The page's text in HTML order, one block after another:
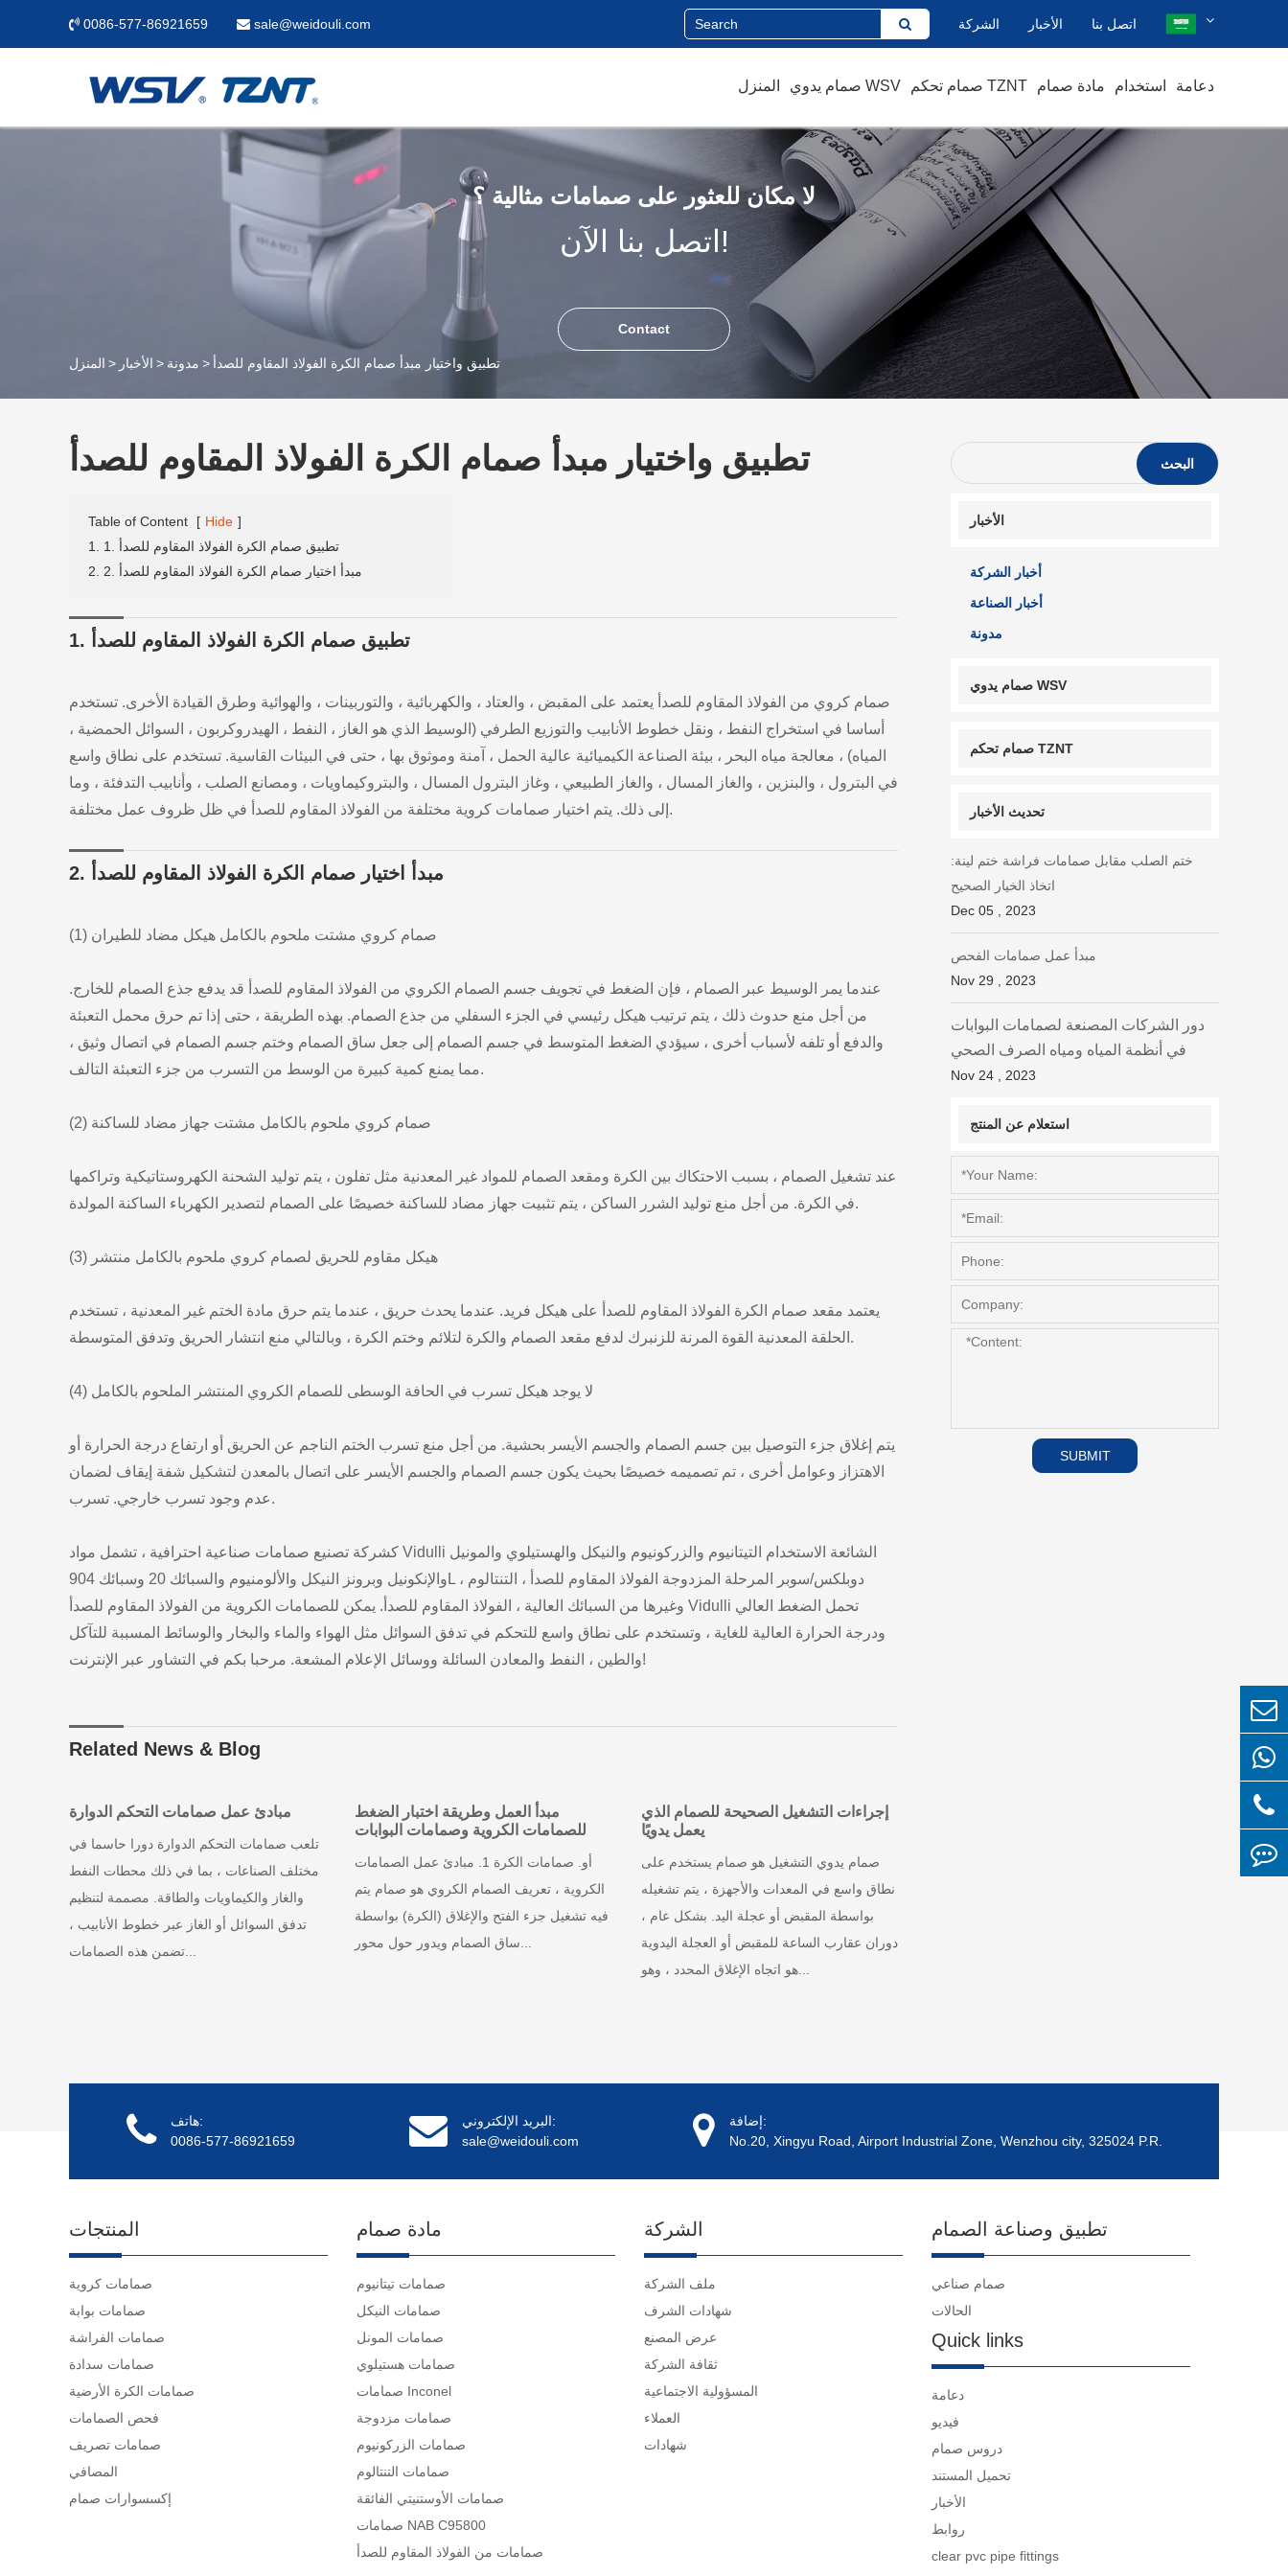
0086-577-86921659 sale@weidouli.com الشركة الأخبار اتصل بنا
المنزل صمام يدوي WSV صمام تحكم TZNT مادة صمام استخدام دعامة
لا مكان للعثور على صمامات مثالية ؟
اتصل بنا الآن!
Contact
المنزل الأخبار مدونة تطبيق واختيار مبدأ صمام الكرة الفولاذ المقاوم للصدأ
تطبيق واختيار مبدأ صمام الكرة الفولاذ المقاوم للصدأ
Table of Content [ Hide ]
1. 1. تطبيق صمام الكرة الفولاذ المقاوم للصدأ
2. 2. مبدأ اختيار صمام الكرة الفولاذ المقاوم للصدأ
1. تطبيق صمام الكرة الفولاذ المقاوم للصدأ
صمام كروي من الفولاذ المقاوم للصدأ يعتمد على المقبض ، والعتاد ، والكهربائية ، والتوربينات ، والهوائية وطرق القيادة الأخرى. تستخدم
أساسا في استخراج النفط ، ونقل خطوط الأنابيب والتوزيع الطرفي (الوسيط الذي هو الغاز ، النفط ، الهيدروكربون ، السوائل الحمضية ،
المياه) ، معالجة مياه البحر ، بيئة الصناعة الكيميائية عالية الحمل ، آمنة وموثوق بها ، حتى في البيئات القاسية. تستخدم على نطاق واسع
في البترول ، والبنزين ، والغاز المسال ، والغاز الطبيعي ، وغاز البترول المسال ، والبتروكيماويات ، ومصانع الصلب ، وأنابيب التدفئة ، وما
إلى ذلك. يتم اختيار صمامات كروية مختلفة من الفولاذ المقاوم للصدأ في ظل ظروف عمل مختلفة.
2. مبدأ اختيار صمام الكرة الفولاذ المقاوم للصدأ
(1) صمام كروي مشتت ملحوم بالكامل هيكل مضاد للطيران
عندما يمر الوسيط عبر الصمام ، فإن الضغط في تجويف جسم الصمام الكروي من الفولاذ المقاوم للصدأ قد يدفع جذع الصمام للخارج.
من أجل منع حدوث ذلك ، يتم ترتيب هيكل رئيسي في الجزء السفلي من جذع الصمام. بهذه الطريقة ، حتى إذا تم حرق محمل التعبئة
والدفع أو تلفه لأسباب أخرى ، سيؤدي الضغط المتوسط في جسم الصمام إلى جعل ساق الصمام وختم جسم الصمام في اتصال وثيق ،
مما يمنع كمية كبيرة من الوسط من التسرب من جزء التعبئة التالف.
(2) صمام كروي ملحوم بالكامل مشتت جهاز مضاد للساكنة
عند تشغيل الصمام ، بسبب الاحتكاك بين الكرة ومقعد الصمام للمواد غير المعدنية مثل تفلون ، يتم توليد الشحنة الكهروستاتيكية وتراكمها
في الكرة. من أجل منع توليد الشرر الساكن ، يتم تثبيت جهاز مضاد للساكنة خصيصًا على الصمام لتصدير الكهرباء الساكنة المولدة.
(3) هيكل مقاوم للحريق لصمام كروي ملحوم بالكامل منتشر
يعتمد مقعد صمام الكرة الفولاذ المقاوم للصدأ على هيكل فريد. عندما يحدث حريق ، عندما يتم حرق مادة الختم غير المعدنية ، تستخدم
الحلقة المعدنية القوة المرنة للزنبرك لدفع مقعد الصمام والكرة لتلائم وختم الكرة ، وبالتالي منع انتشار الحريق وتدفق المتوسطة.
(4) لا يوجد هيكل تسرب في الحافة الوسطى للصمام الكروي المنتشر الملحوم بالكامل
يتم إغلاق جزء التوصيل بين جسم الصمام والجسم الأيسر بحشية. من أجل منع تسرب الختم الناجم عن الحريق أو ارتفاع درجة الحرارة أو
الاهتزاز وعوامل أخرى ، تم تصميمه خصيصًا بحيث يكون جسم الصمام والجسم الأيسر على اتصال بالمعدن لتشكيل شفة إيقاف لضمان
عدم وجود تسرب خارجي. تسرب.
كشركة تصنيع صمامات صناعية احترافية ، تشمل مواد Vidulli الشائعة الاستخدام التيتانيوم والزركونيوم والنيكل والهستيلوي والمونيل
والإنكونيل وبرونز النيكل والألومنيوم والسبائك 20 وسبائك 904L ، دوبلكس/سوبر المرحلة المزدوجة الفولاذ المقاوم للصدأ ، التنتالوم
وغيرها من السبائك العالية ، الفولاذ المقاوم للصدأ. يمكن للصمامات الكروية من الفولاذ المقاوم للصدأ Vidulli تحمل الضغط العالي
ودرجة الحرارة العالية للغاية ، وتستخدم على نطاق واسع للتحكم في تدفق السوائل مثل الهواء والماء والبخار والوسائط المسببة للتآكل
والطين ، النفط والمعادن السائلة ووسائل الإعلام المشعة. مرحبا بكم في التشاور عبر الإنترنت!
Related News & Blog
مبادئ عمل صمامات التحكم الدوارة
تلعب صمامات التحكم الدوارة دورا حاسما في
مختلف الصناعات ، بما في ذلك محطات النفط
والغاز والكيماويات والطاقة. مصممة لتنظيم
تدفق السوائل أو الغاز عبر خطوط الأنابيب ،
مبدأ العمل وطريقة اختبار الضغط
للصمامات الكروية وصمامات البوابات
أو. صمامات الكرة 1. مبادئ عمل الصمامات
الكروية ، تعريف الصمام الكروي هو صمام يتم
فيه تشغيل جزء الفتح والإغلاق (الكرة) بواسطة
إجراءات التشغيل الصحيحة للصمام الذي
يعمل يدويًا
صمام يدوي التشغيل هو صمام يستخدم على
نطاق واسع في المعدات والأجهزة ، يتم تشغيله
بواسطة المقبض أو عجلة اليد. بشكل عام ،
دوران عقارب الساعة للمقبض أو العجلة اليدوية
هو اتجاه الإغلاق المحدد ، وهو...
البحث
الأخبار
أخبار الشركة
أخبار الصناعة
مدونة
صمام يدوي WSV
صمام تحكم TZNT
تحديث الأخبار
ختم الصلب مقابل صمامات فراشة ختم لينة:
اتخاذ الخيار الصحيح
Dec 05 , 2023
مبدأ عمل صمامات الفحص
Nov 29 , 2023
دور الشركات المصنعة لصمامات البوابات
في أنظمة المياه ومياه الصرف الصحي
Nov 24 , 2023
استعلام عن المنتج
SUBMIT
هاتف:
0086-577-86921659
البريد الإلكتروني:
sale@weidouli.com
إضافة:
No.20, Xingyu Road, Airport Industrial Zone, Wenzhou city, 325024 P.R.
المنتجات
صمامات كروية
صمامات بوابة
صمامات الفراشة
صمامات سدادة
صمامات الكرة الأرضية
فحص الصمامات
صمامات تصريف
المصافي
إكسسوارات صمام
مادة صمام
صمامات تيتانيوم
صمامات النيكل
صمامات المونل
صمامات هستيلوي
صمامات Inconel
صمامات مزدوجة
صمامات الزركونيوم
صمامات التنتالوم
صمامات الأوستنيتي الفائقة
صمامات NAB C95800
صمامات من الفولاذ المقاوم للصدأ
الشركة
ملف الشركة
شهادات الشرف
عرض المصنع
ثقافة الشركة
المسؤولية الاجتماعية
العملاء
شهادات
تطبيق وصناعة الصمام
صمام صناعي
الحالات
Quick links
دعامة
فيديو
دروس صمام
تحميل المستند
الأخبار
روابط
clear pvc pipe fittings